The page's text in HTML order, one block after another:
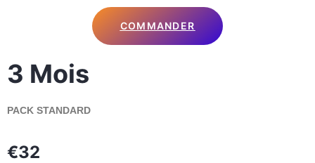
COMMANDER
3 Mois
PACK STANDARD
€32